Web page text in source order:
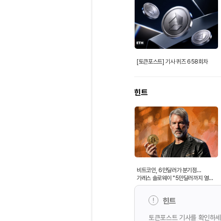
[토큰포스트] 기사 퀴즈 658회차
힌트
비트코인, 6만달러가 분기점…
가레스 솔로웨이 "5만달러까지 열려
있다"
힌트
토큰포스트 기사를 확인하